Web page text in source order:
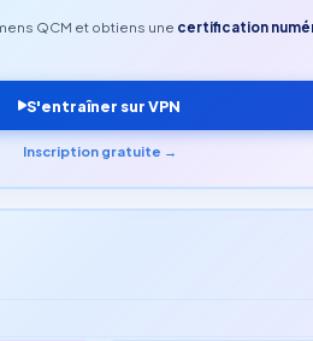
QCM et obtiens une certification
S'entraîner sur VPN
Inscription gratuite →